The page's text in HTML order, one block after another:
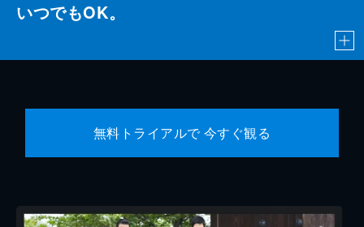
いつでもOK。
無料トライアルで 今すぐ観る